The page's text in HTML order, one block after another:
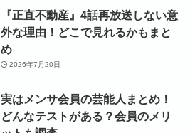
『正直不動産』4話再放送しない意
外な理由！どこで見れるかもまと
め
2026年7月20日
実はメンサ会員の芸能人まとめ！
どんなテストがある？会員のメリ